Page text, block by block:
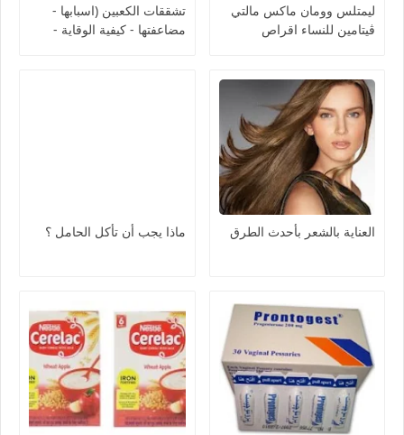
ليمتلس وومان ماكس مالتي
ڤيتامين للنساء اقراص
تشققات الكعبين (اسبابها -
مضاعفتها - كيفية الوقاية -
العناية بالشعر بأحدث الطرق ماذا يجب أن تأكل الحامل ؟